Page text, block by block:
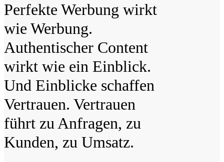
Perfekte Werbung wirkt
wie Werbung.
Authentischer Content
wirkt wie ein Einblick.
Und Einblicke schaffen
Vertrauen. Vertrauen
führt zu Anfragen, zu
Kunden, zu Umsatz.